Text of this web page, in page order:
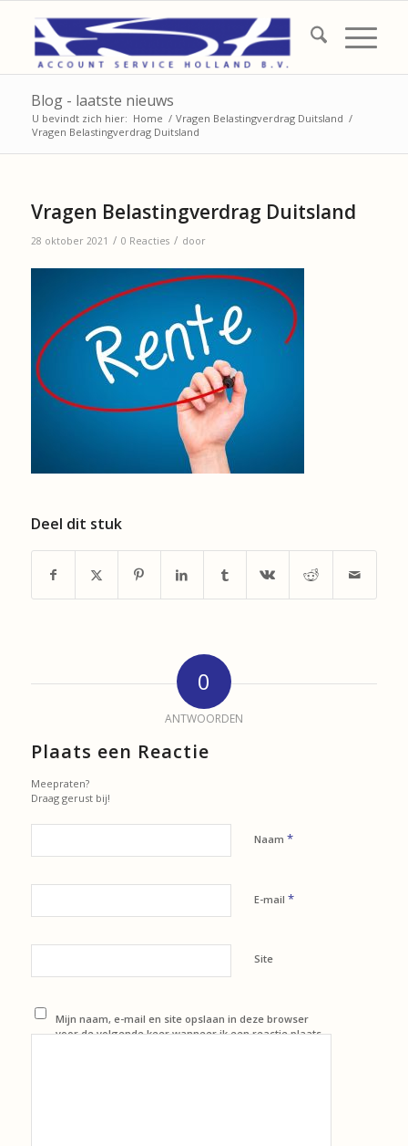
Blog - laatste nieuws
U bevindt zich hier: Home / Vragen Belastingverdrag Duitsland /
Vragen Belastingverdrag Duitsland
Vragen Belastingverdrag Duitsland
28 oktober 2021 / 0 Reacties / door
Deel dit stuk
0
ANTWOORDEN
Plaats een Reactie
Meepraten?
Draag gerust bij!
Naam *
E-mail *
Site
Mijn naam, e-mail en site opslaan in deze browser
voor de volgende keer wanneer ik een reactie plaats.